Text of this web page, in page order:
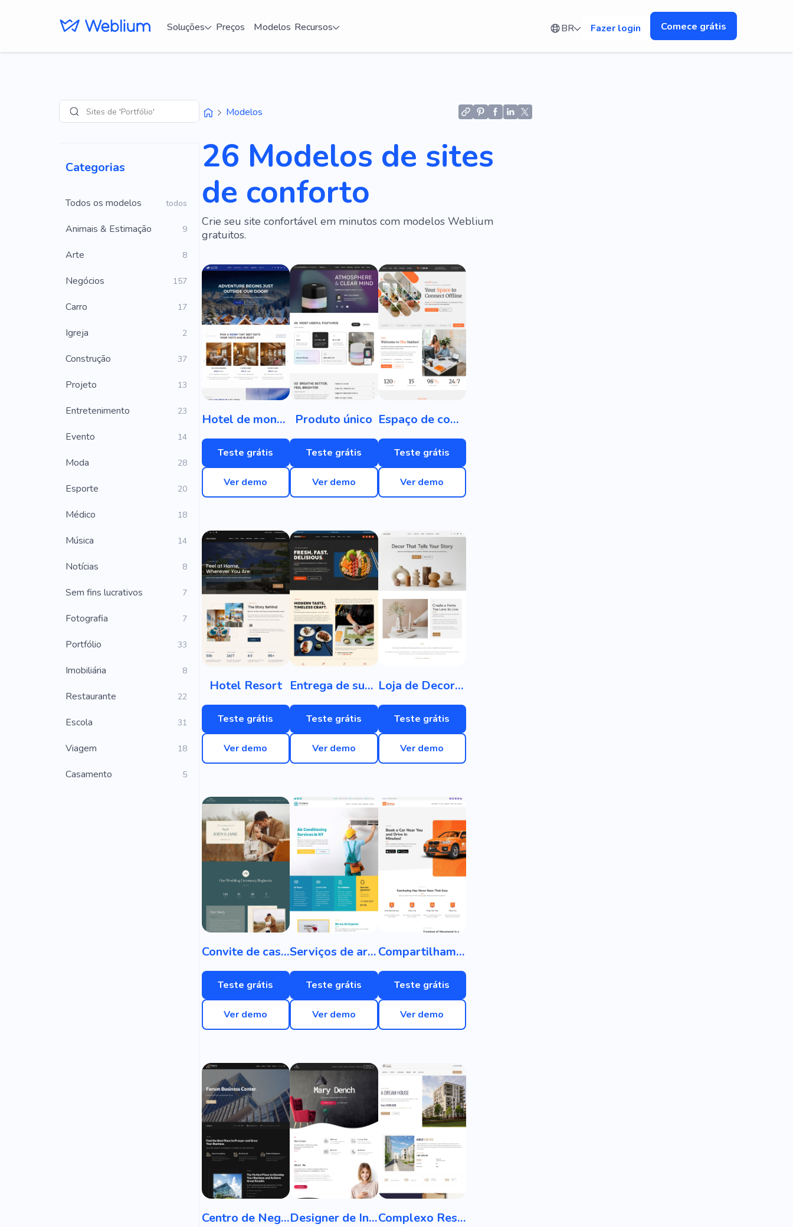
Soluções Preços Modelos Recursos BR Fazer login Comece grátis
Pesquisar
Sites de 'Portfólio'
Categorias
Todos os modelos todos
Animais & Estimação 9
Arte 8
Negócios 157
Carro 17
Igreja 2
Construção 37
Projeto 13
Entretenimento 23
Evento 14
Moda 28
Esporte 20
Médico 18
Música 14
Notícias 8
Sem fins lucrativos 7
Fotografia 7
Portfólio 33
Imobiliária 8
Restaurante 22
Escola 31
Viagem 18
Casamento 5
Modelos
26 Modelos de sites
de conforto
Crie seu site confortável em minutos com modelos Weblium
gratuitos.
Hotel de montanha
Teste grátis
Ver demo
Produto único
Teste grátis
Ver demo
Espaço de coworking
Teste grátis
Ver demo
Hotel Resort
Teste grátis
Ver demo
Entrega de sushi
Teste grátis
Ver demo
Loja de Decoração para Casa
Teste grátis
Ver demo
Convite de casamento
Teste grátis
Ver demo
Serviços de ar condicionado
Teste grátis
Ver demo
Compartilhamento de carro
Teste grátis
Ver demo
Centro de Negócios Designer de Interiores Complexo Residencial